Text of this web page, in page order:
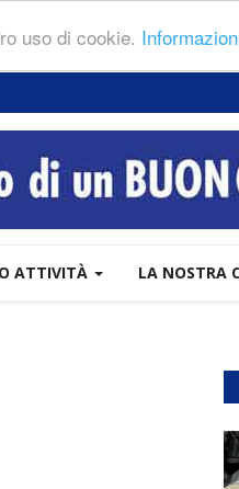
uso di cookie.
ATTIVITÀ LA NOSTRA